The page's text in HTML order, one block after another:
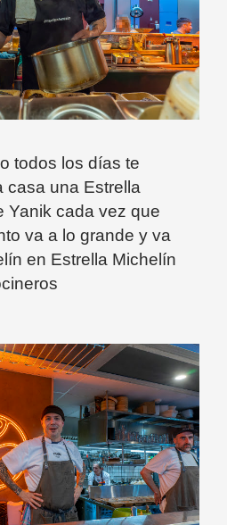
todos los días te
casa una Estrella
Yanik cada vez que
va a lo grande y va
en Estrella Michelín